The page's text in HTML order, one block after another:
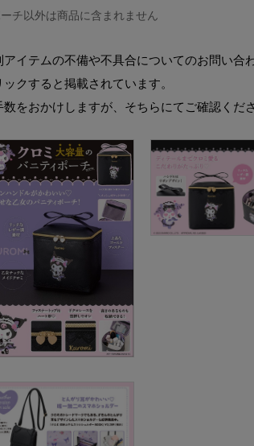
チ以外は商品に含まれません
アイテムの不備や不具合についてのお問い合
ックすると掲載されています。
数をおかけしますが、そちらにてご確認くださ